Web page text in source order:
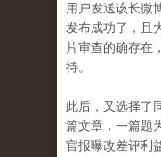
用户发送该长微
发布成功了，且
片审查的确存在
待。
此后，又选择了
篇文章，一篇题
官报曝改差评利